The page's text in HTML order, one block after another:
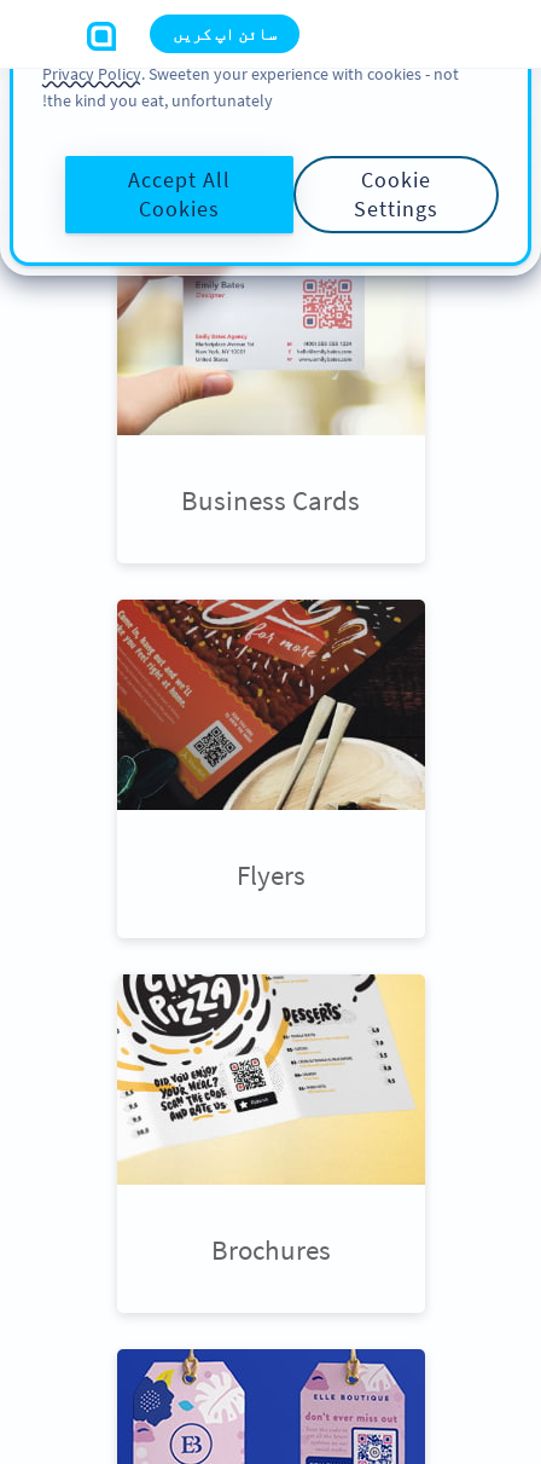
سائن اپ کریں
Scroll down
to see QR Code use
cases
Business Cards
Flyers
Brochures
You can also find more information about cookies, our
analytic activities and your rights in our
Privacy Policy. Sweeten your experience with cookies - not
the kind you eat, unfortunately!
Cookie
Settings
Accept All
Cookies